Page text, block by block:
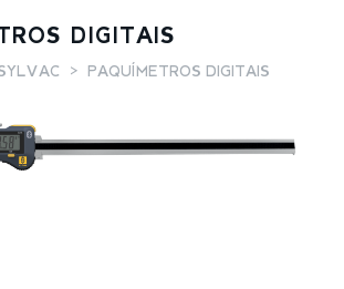
DIGITAIS
PAQUÍMETROS DIGITAIS